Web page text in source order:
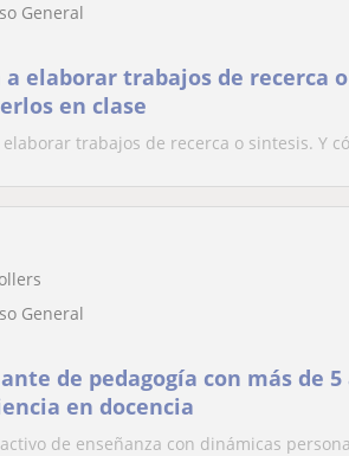
General
a elaborar trabajos de recerca
en clase
trabajos de recerca o sintesis. Y
General
de pedagogía con más de 5
en docencia
de enseñanza con dinámicas